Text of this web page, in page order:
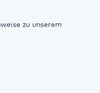
zu unserem